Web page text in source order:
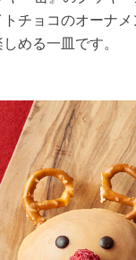
チョコのオーナ
める一皿です。